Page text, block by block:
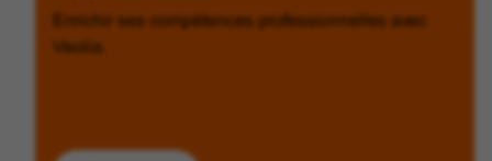
Enrichir ses compétences professionnelles avec
Veolia.